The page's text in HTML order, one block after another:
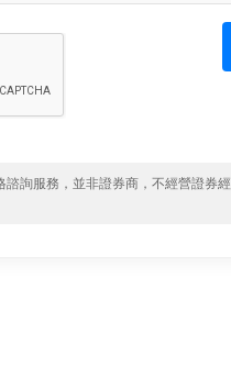
詢服務，並非證券商，不經營證券